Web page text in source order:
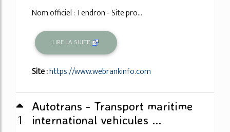
Nom officiel : Tendron - Site pro...
LIRE LA SUITE
Site :https://www.webrankinfo.com
1
Autotrans - Transport maritime
international vehicules ...